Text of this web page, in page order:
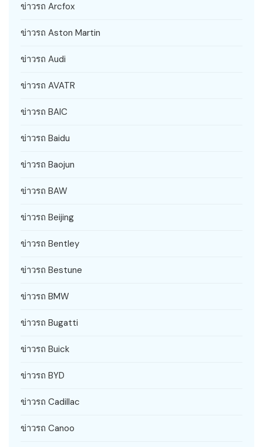
ข่าวรถ Arcfox
ข่าวรถ Aston Martin
ข่าวรถ Audi
ข่าวรถ AVATR
ข่าวรถ BAIC
ข่าวรถ Baidu
ข่าวรถ Baojun
ข่าวรถ BAW
ข่าวรถ Beijing
ข่าวรถ Bentley
ข่าวรถ Bestune
ข่าวรถ BMW
ข่าวรถ Bugatti
ข่าวรถ Buick
ข่าวรถ BYD
ข่าวรถ Cadillac
ข่าวรถ Canoo